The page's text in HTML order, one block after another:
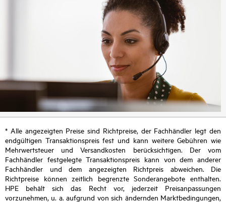
* Alle angezeigten Preise sind Richtpreise, der Fachhändler legt den
endgültigen Transaktionspreis fest und kann weitere Gebühren wie
Mehrwertsteuer und Versandkosten berücksichtigen. Der vom
Fachhändler festgelegte Transaktionspreis kann von dem anderer
Fachhändler und dem angezeigten Richtpreis abweichen. Die
Richtpreise können zeitlich begrenzte Sonderangebote enthalten.
HPE behält sich das Recht vor, jederzeit Preisanpassungen
vorzunehmen, u. a. aufgrund von sich ändernden Marktbedingungen,